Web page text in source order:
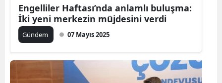
Engelliler Haftası’nda anlamlı buluşma:
İki yeni merkezin müjdesini verdi
Gündem 07 Mayıs 2025